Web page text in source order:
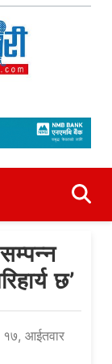
सम्पन्न
छ’
आईतवार